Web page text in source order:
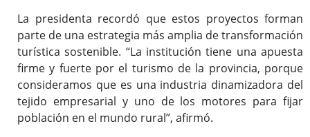
La presidenta recordó que estos proyectos forman
parte de una estrategia más amplia de transformación
turística sostenible. “La institución tiene una apuesta
firme y fuerte por el turismo de la provincia, porque
consideramos que es una industria dinamizadora del
tejido empresarial y uno de los motores para fijar
población en el mundo rural”, afirmó.